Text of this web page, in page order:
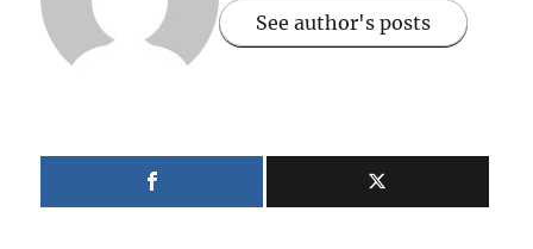
See author's posts